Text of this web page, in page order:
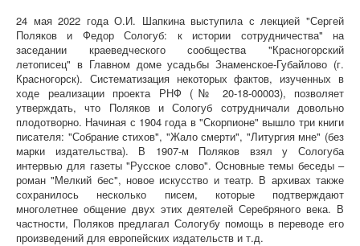
24 мая 2022 года О.И. Шапкина выступила с лекцией "Сергей
Поляков и Федор Сологуб: к истории сотрудничества" на
заседании краеведческого сообщества "Красногорский
летописец" в Главном доме усадьбы Знаменское-Губайлово (г.
Красногорск). Систематизация некоторых фактов, изученных в
ходе реализации проекта РНФ (№ 20-18-00003), позволяет
утверждать, что Поляков и Сологуб сотрудничали довольно
плодотворно. Начиная с 1904 года в "Скорпионе" вышло три книги
писателя: "Собрание стихов", "Жало смерти", "Литургия мне" (без
марки издательства). В 1907-м Поляков взял у Сологуба
интервью для газеты "Русское слово". Основные темы беседы –
роман "Мелкий бес", новое искусство и театр. В архивах также
сохранилось несколько писем, которые подтверждают
многолетнее общение двух этих деятелей Серебряного века. В
частности, Поляков предлагал Сологубу помощь в переводе его
произведений для европейских издательств и т.д.